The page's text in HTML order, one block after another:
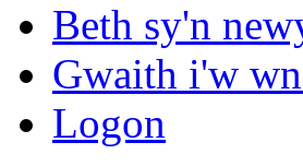
Beth sy'n
Gwaith i'w
Logon